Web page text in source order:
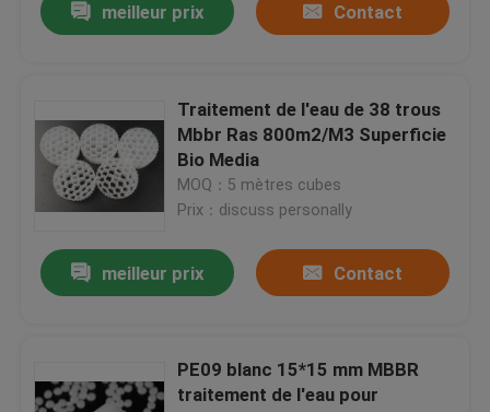
meilleur prix Contact
Traitement de l'eau de 38 trous
Mbbr Ras 800m2/M3 Superficie
Bio Media
MOQ：5 mètres cubes
Prix：discuss personally
meilleur prix Contact
PE09 blanc 15*15 mm MBBR
traitement de l'eau pour